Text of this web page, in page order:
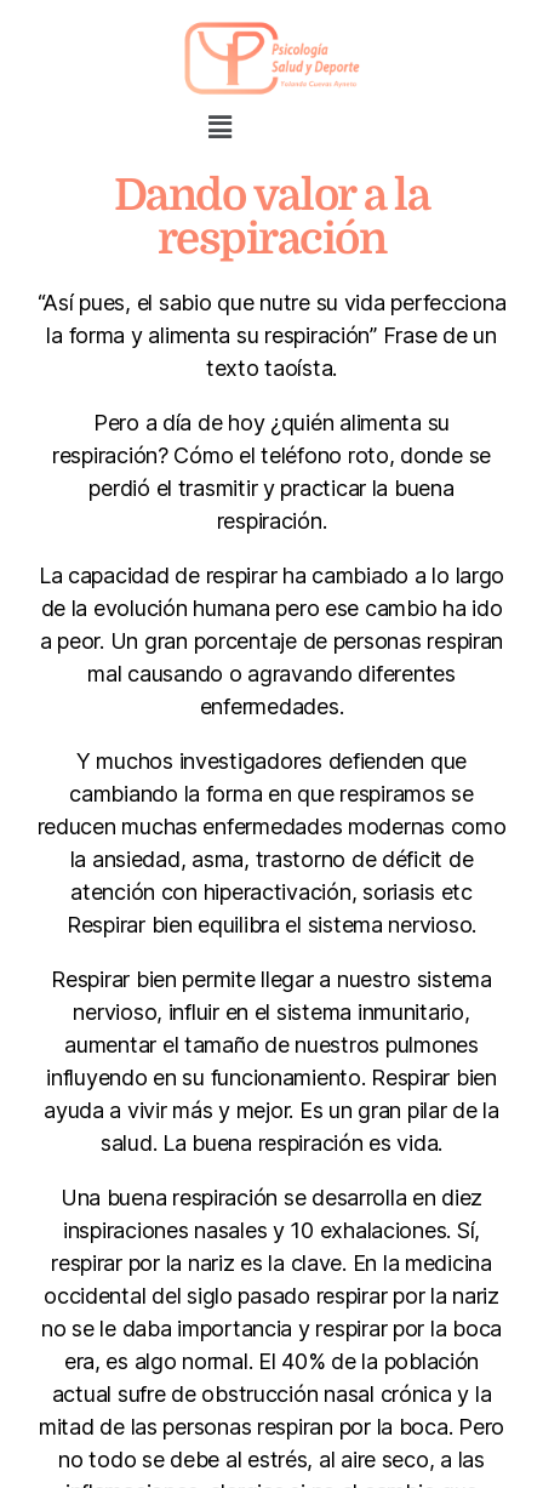
Dando valor a la
respiración
“Así pues, el sabio que nutre su vida perfecciona
la forma y alimenta su respiración” Frase de un
texto taoísta.
Pero a día de hoy ¿quién alimenta su
respiración? Cómo el teléfono roto, donde se
perdió el trasmitir y practicar la buena
respiración.
La capacidad de respirar ha cambiado a lo largo
de la evolución humana pero ese cambio ha ido
a peor. Un gran porcentaje de personas respiran
mal causando o agravando diferentes
enfermedades.
Y muchos investigadores defienden que
cambiando la forma en que respiramos se
reducen muchas enfermedades modernas como
la ansiedad, asma, trastorno de déficit de
atención con hiperactivación, soriasis etc
Respirar bien equilibra el sistema nervioso.
Respirar bien permite llegar a nuestro sistema
nervioso, influir en el sistema inmunitario,
aumentar el tamaño de nuestros pulmones
influyendo en su funcionamiento. Respirar bien
ayuda a vivir más y mejor. Es un gran pilar de la
salud. La buena respiración es vida.
Una buena respiración se desarrolla en diez
inspiraciones nasales y 10 exhalaciones. Sí,
respirar por la nariz es la clave. En la medicina
occidental del siglo pasado respirar por la nariz
no se le daba importancia y respirar por la boca
era, es algo normal. El 40% de la población
actual sufre de obstrucción nasal crónica y la
mitad de las personas respiran por la boca. Pero
no todo se debe al estrés, al aire seco, a las